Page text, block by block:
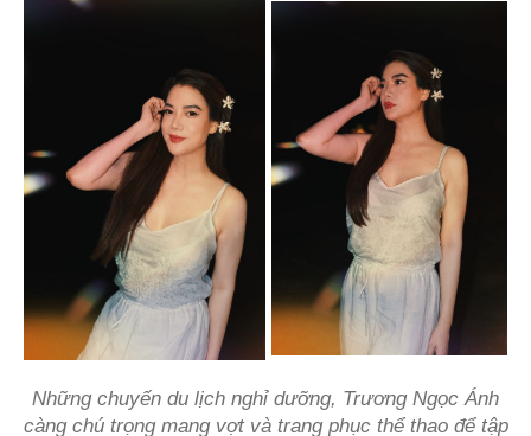
Những chuyến du lịch nghỉ dưỡng, Trương Ngọc Ánh
càng chú trọng mang vợt và trang phục thể thao để tập